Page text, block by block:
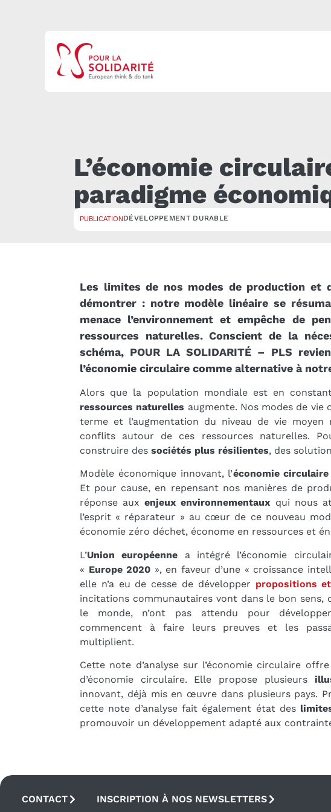
L’économie
paradigme
PUBLICATIONDÉVELOPPEMENT DURABLE
Les limites de nos modes de production et
démontrer : notre modèle linéaire se
menace l’environnement et empêche de
ressources naturelles. Conscient de la
schéma, POUR LA SOLIDARITÉ – PLS
l’économie circulaire comme alternative à
Alors que la population mondiale est en
ressources naturelles augmente. Nos modes de
terme et l’augmentation du niveau de vie moyen
conflits autour de ces ressources naturelles.
construire des sociétés plus résilientes, des
Modèle économique innovant, l’économie circulaire
Et pour cause, en repensant nos manières de
réponse auxenjeux environnementaux qui nous
l’esprit « réparateur » au cœur de ce nouveau
économie zéro déchet, économe en ressources et
L’Union européenne a intégré l’économie
« Europe 2020 », en faveur d’une « croissance
elle n’a eu de cesse de développer propositions
incitations communautaires vont dans le bon
le monde, n’ont pas attendu pour
commencent à faire leurs preuves et les
multiplient.
Cette note d’analyse sur l’économie circulaire
d’économie circulaire. Elle propose plusieurs
innovant, déjà mis en œuvre dans plusieurs pays.
cette note d’analyse fait également état des
promouvoir un développement adapté aux
CONTACT INSCRIPTION À NOS NEWSLETTERS